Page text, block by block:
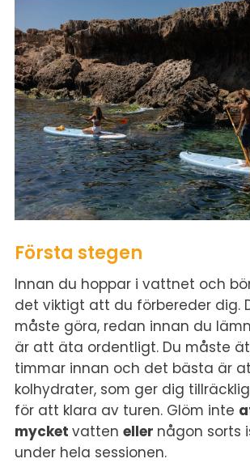
Första stegen
Innan du hoppar i vattnet och
det viktigt att du förbereder dig.
måste göra, redan innan du
är att äta ordentligt. Du måste
timmar innan och det bästa är
kolhydrater, som ger dig
för att klara av turen. Glöm inte
mycket vatten eller någon sorts
under hela sessionen.